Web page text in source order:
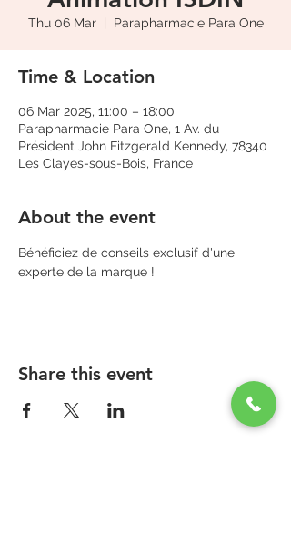
Thu 06 Mar
  |
Parapharmacie Para One
Time & Location
06 Mar 2025, 11:00 – 18:00
Parapharmacie Para One, 1 Av. du
Président John Fitzgerald Kennedy, 78340
Les Clayes-sous-Bois, France
About the event
Bénéficiez de conseils exclusif d'une
experte de la marque !
Share this event